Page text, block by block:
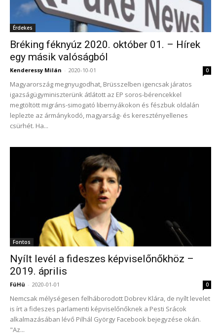
Érdekes
Bréking féknyúz 2020. október 01. – Hírek
egy másik valóságból
Kenderessy Milán - 2020-10-01 0
Magyarország megnyugodhat, Brüsszelben igencsak járatos
igazságügyminiszterünk átlátott az EP soros-bérencekkel
megtöltött migráns-simogató libernyákokon és fészbuk oldalán
leplezte az ármánykodó, magyarság- és keresztényellenes
csürhét. Ha...
Fontos
Nyílt levél a fideszes képviselőnőkhöz –
2019. április
FüHü - 2020-01-01 0
Nemcsak mélységesen felháborodott Dobrev Klára, de nyílt levelet
is írt a fideszes parlamenti képviselőnőknek a Pesti Srácok
alkalmazásában lévő Pilhál György Facebook bejegyzése okán.
"Az...